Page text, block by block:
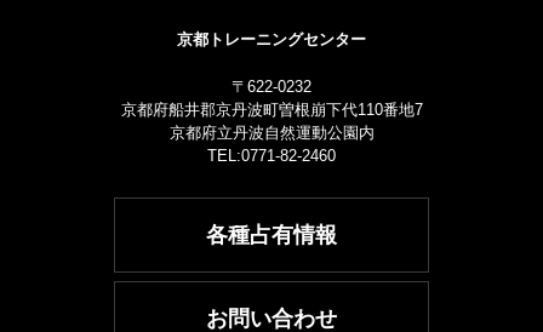
京都トレーニングセンター
〒622-0232
京都府船井郡京丹波町曽根崩下代110番地7
京都府立丹波自然運動公園内
TEL:0771-82-2460
各種占有情報
お問い合わせ